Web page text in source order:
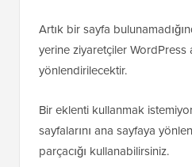
Artık bir sayfa
yerine ziyaretçiler WordPress
yönlendirilecektir.
Bir eklenti kullanmak
sayfalarını ana sayfaya
parçacığı kullanabilirsiniz.